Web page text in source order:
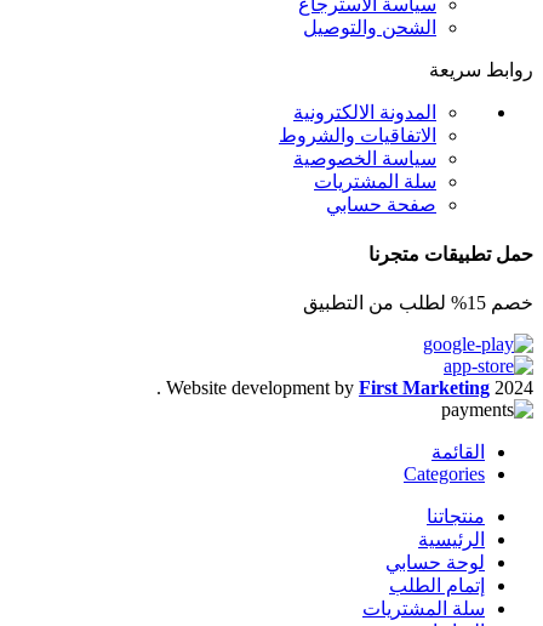
سياسة الاسترجاع
الشحن والتوصيل
روابط سريعة
المدونة الالكترونية
الاتفاقيات والشروط
سياسة الخصوصية
سلة المشتريات
صفحة حسابي
حمل تطبيقات متجرنا
خصم 15% لطلب من التطبيق
Website development by First Marketing 2024
.
القائمة
Categories
منتجاتنا
الرئيسية
لوحة حسابي
إتمام الطلب
سلة المشتريات